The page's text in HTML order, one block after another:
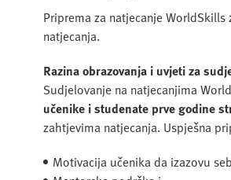
Priprema za natjecanje
natjecanja.
Razina obrazovanja i uvjeti za
Sudjelovanje na natjecanjima
učenike i studenate prve godine
zahtjevima natjecanja. Uspješna
Motivacija učenika da izazovu